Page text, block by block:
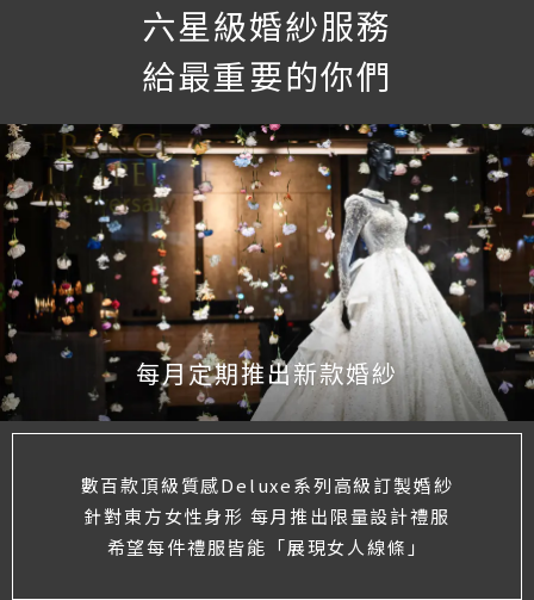
六星級婚紗服務
給最重要的你們
每月定期推出新款婚紗
數百款頂級質感Deluxe系列高級訂製婚紗
針對東方女性身形 每月推出限量設計禮服
希望每件禮服皆能「展現女人線條」